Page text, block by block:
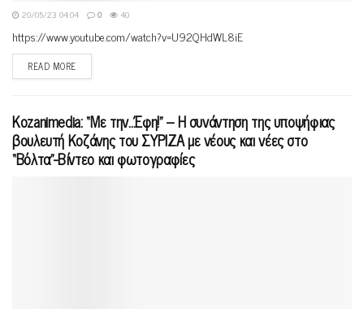
20/05/23 04:04 0 40
https://www.youtube.com/watch?v=U92QHdWL8iE
READ MORE
Kozanimedia: “Mε την…Έφη!” – Η συνάντηση της υποψήφιας
βουλευτή Κοζάνης του ΣΥΡΙΖΑ με νέους και νέες στο
“Βόλτα”-Βίντεο και φωτογραφίες